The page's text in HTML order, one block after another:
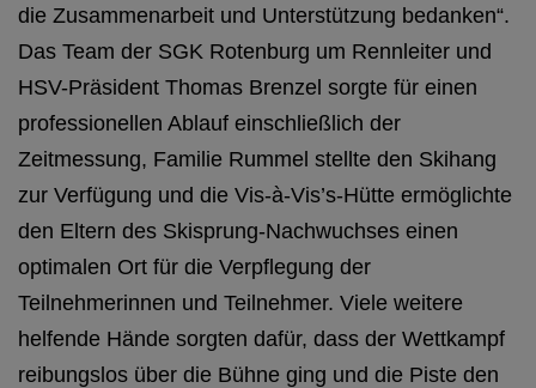
die Zusammenarbeit und Unterstützung bedanken“.
Das Team der SGK Rotenburg um Rennleiter und
HSV-Präsident Thomas Brenzel sorgte für einen
professionellen Ablauf einschließlich der
Zeitmessung, Familie Rummel stellte den Skihang
zur Verfügung und die Vis-à-Vis’s-Hütte ermöglichte
den Eltern des Skisprung-Nachwuchses einen
optimalen Ort für die Verpflegung der
Teilnehmerinnen und Teilnehmer. Viele weitere
helfende Hände sorgten dafür, dass der Wettkampf
reibungslos über die Bühne ging und die Piste den